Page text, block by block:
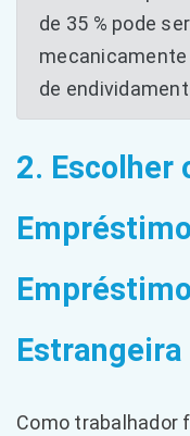
de 35 % pode
de
2. Escolher
Estrangeira
Como trabalhador